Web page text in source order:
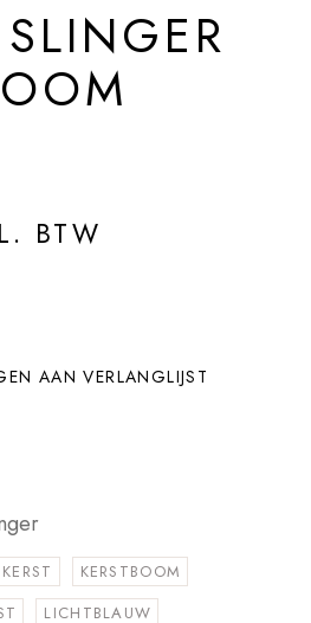
BTW
AAN VERLANGLIJST
KERST
KERSTBOOM
LICHTBLAUW